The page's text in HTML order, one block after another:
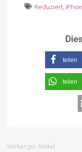
Reduziert,
teilen
teilen
Vorheriger Artikel